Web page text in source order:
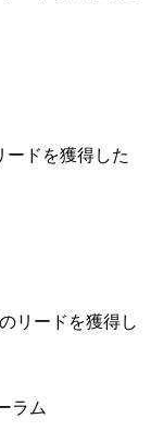
ードを獲得した
リードを獲得し
ラム